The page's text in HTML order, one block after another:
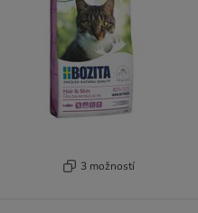
3 možností